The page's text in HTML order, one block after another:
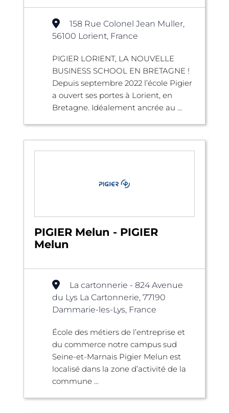
158 Rue Colonel Jean Muller,
56100 Lorient, France
PIGIER LORIENT, LA NOUVELLE
BUSINESS SCHOOL EN BRETAGNE !
Depuis septembre 2022 l’école Pigier
a ouvert ses portes à Lorient, en
Bretagne. Idéalement ancrée au ...
PIGIER Melun - PIGIER
Melun
La cartonnerie - 824 Avenue
du Lys La Cartonnerie, 77190
Dammarie-les-Lys, France
École des métiers de l’entreprise et
du commerce notre campus sud
Seine-et-Marnais Pigier Melun est
localisé dans la zone d’activité de la
commune ...